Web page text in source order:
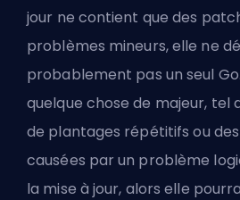
jour ne contient que des
problèmes mineurs, elle ne
probablement pas un seul
quelque chose de majeur, tel
de plantages répétitifs ou
causées par un problème
la mise à jour, alors elle